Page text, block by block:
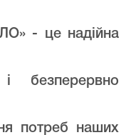
- це надійна
потреб наших